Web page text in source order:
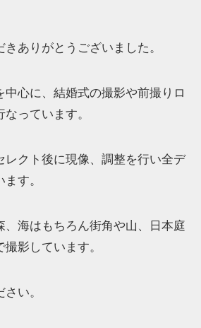
ありがとうございました。
中心に、結婚式の撮影や前撮りロ
っています。
レクト後に現像、調整を行い全デ
す。
、海はもちろん街角や山、日本庭
影しています。
い。